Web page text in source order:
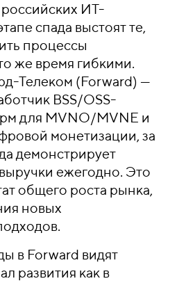
ИТ-
спада выстоят те,
процессы
же время гибкими.
Телеком (Forward) —
BSS/OSS-
для MVNO/MVNE и
монетизации, за
демонстрирует
ежегодно. Это
общего роста рынка,
новых
в Forward видят
развития как в